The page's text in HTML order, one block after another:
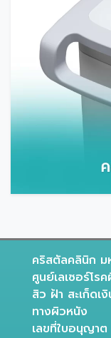
คริสตัลคลินิก ม
ศูนย์เลเซอร์โ
สิว ฝ้า สะเก็ดเ
ทางผิวหนัง
เลขที่ใบอนุญา